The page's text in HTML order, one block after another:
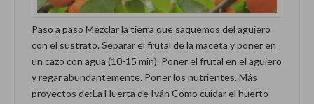
Paso a paso Mezclar la tierra que saquemos del agujero
con el sustrato. Separar el frutal de la maceta y poner en
un cazo con agua (10-15 min). Poner el frutal en el agujero
y regar abundantemente. Poner los nutrientes. Más
proyectos de:La Huerta de Iván Cómo cuidar el huerto